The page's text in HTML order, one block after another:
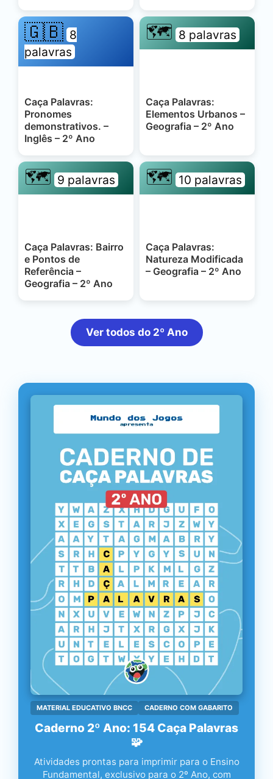
🇬🇧 8
palavras
Caça Palavras:
Pronomes
demonstrativos. –
Inglês – 2º Ano
🗺️ 8 palavras
Caça Palavras:
Elementos Urbanos –
Geografia – 2º Ano
🗺️ 9 palavras
Caça Palavras: Bairro
e Pontos de
Referência –
Geografia – 2º Ano
🗺️ 10 palavras
Caça Palavras:
Natureza Modificada
– Geografia – 2º Ano
Ver todos do 2º Ano
MATERIAL EDUCATIVO BNCC CADERNO COM GABARITO
Caderno 2º Ano: 154 Caça Palavras
🧩
Atividades prontas para imprimir para o Ensino
Fundamental, exclusivo para o 2º Ano, com